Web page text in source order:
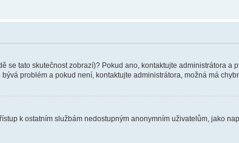
tato skutečnost zobrazí)? Pokud ano, kontaktujte administrátora a
problém a pokud není, kontaktujte administrátora, možná má
k ostatním službám nedostupným anonymním uživatelům, jako